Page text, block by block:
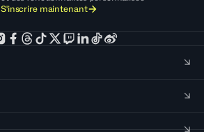
S'inscrire maintenant